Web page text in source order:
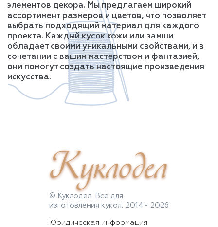
элементов декора. Мы предлагаем широкий
ассортимент размеров и цветов, что позволяет
выбрать подходящий материал для каждого
проекта. Каждый кусок кожи или замши
обладает своими уникальными свойствами, и в
сочетании с вашим мастерством и фантазией,
они помогут создать настоящие произведения
искусства.
Куклодел
© Куклодел. Всё для
изготовления кукол, 2014 - 2026
Юридическая информация